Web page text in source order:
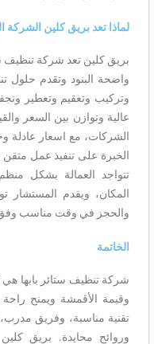
لماذا تعد بريق كلين الشركة
بريق كلين تعد شركة تنظيف
واضحة البنود وتقدم حلول
وتركيب وتعقيم وتعطير
عالية وتوازن بين السعر
الشركات، مع اسعار عادلة
الخبرة على تنفيذ عمل متقن
تتواجد العمالة بشكل
المكان، ويقدم المستشار
والحجز في وقت مناسب وفق
الخاتمة
شركة تنظيف ستائر بابها
وقيمة الأقمشة ويمنح
تقنية مناسبة، وفريق
وروائح محايدة. بريق